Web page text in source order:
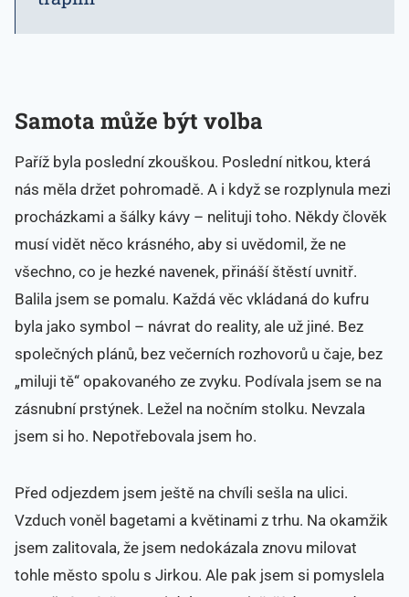
Samota může být volba
Paříž byla poslední zkouškou. Poslední nitkou, která
nás měla držet pohromadě. A i když se rozplynula mezi
procházkami a šálky kávy – nelituji toho. Někdy člověk
musí vidět něco krásného, aby si uvědomil, že ne
všechno, co je hezké navenek, přináší štěstí uvnitř.
Balila jsem se pomalu. Každá věc vkládaná do kufru
byla jako symbol – návrat do reality, ale už jiné. Bez
společných plánů, bez večerních rozhovorů u čaje, bez
„miluji tě“ opakovaného ze zvyku. Podívala jsem se na
zásnubní prstýnek. Ležel na nočním stolku. Nevzala
jsem si ho. Nepotřebovala jsem ho.
Před odjezdem jsem ještě na chvíli sešla na ulici.
Vzduch voněl bagetami a květinami z trhu. Na okamžik
jsem zalitovala, že jsem nedokázala znovu milovat
tohle město spolu s Jirkou. Ale pak jsem si pomyslela